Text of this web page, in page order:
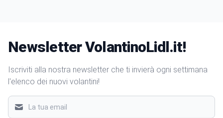
Newsletter VolantinoLidl.it!
Iscriviti alla nostra newsletter che ti invierà ogni settimana
l'elenco dei nuovi volantini!